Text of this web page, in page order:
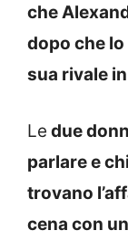
che
dopo che
sua rivale
Le due
parlare e
trovano
cena con